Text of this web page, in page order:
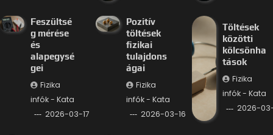
Feszültsé
g mérése
és
alapegysé
gei
Fizika
infók - Kata
2026-03-17
Pozitív
töltések
fizikai
tulajdons
ágai
Fizika
infók - Kata
2026-03-16
Töltések
közötti
kölcsönha
tások
Fizika
infók - Kata
2026-